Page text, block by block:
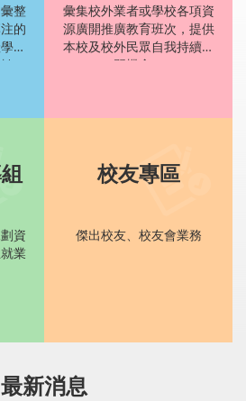
整
的
、
』
彙集校外業者或學校各項資
源廣開推廣教育班次，提供
本校及校外民眾自我持續學
習機會。
資
業
校友專區
傑出校友、校友會業務
最新消息